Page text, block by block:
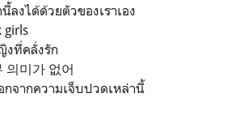
ลงได้ด้วยตัวของเราเอง
girls
งที่คลั่งรัก
의미가 없어
กจากความเจ็บปวดเหล่านี้